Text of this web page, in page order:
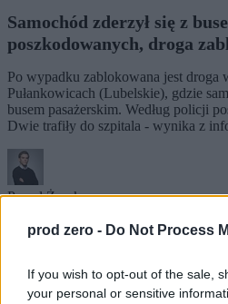
prod zero - Do Not Process
If you wish to opt-out of the sale,
your personal or sensitive
Samochód zderzył się z
poszkodowanych, droga
Po wypadku zablokowana jest droga
Pułankowicach (Lubelskie), gdzie
busem pasażerskim. Według policji
Dwie trafiły do szpitala - wynika z
Paweł Żurek
2 min